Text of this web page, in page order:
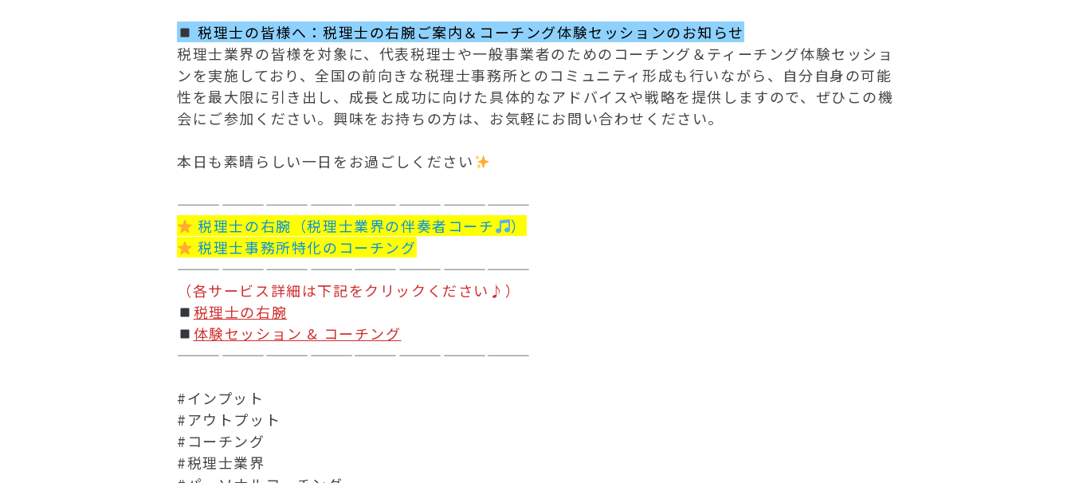
税理士の皆様へ：税理士の右腕ご案内＆コーチング体験セッションのお知らせ
税理士業界の皆様を対象に、代表税理士や一般事業者のためのコーチング＆ティーチング体験セッショ
ンを実施しており、全国の前向きな税理士事務所とのコミュニティ形成も行いながら、自分自身の可能
性を最大限に引き出し、成長と成功に向けた具体的なアドバイスや戦略を提供しますので、ぜひこの機
会にご参加ください。興味をお持ちの方は、お気軽にお問い合わせください。
本日も素晴らしい一日をお過ごしください
税理士の右腕（税理士業界の伴奏者コーチ
）
税理士事務所特化のコーチング
（各サービス詳細は下記をクリックください♪）
税理士の右腕
体験セッション & コーチング
————————————————————————
#インプット
#アウトプット
#コーチング
#税理士業界